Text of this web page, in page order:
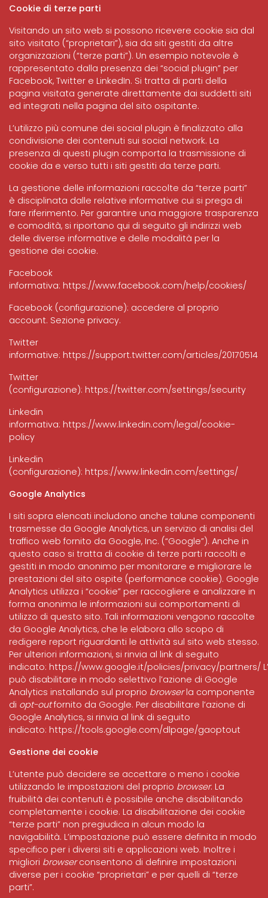
Cookie di terze parti
Visitando un sito web si possono ricevere cookie sia dal
sito visitato (“proprietari”), sia da siti gestiti da altre
organizzazioni (“terze parti”). Un esempio notevole è
rappresentato dalla presenza dei “social plugin” per
Facebook, Twitter e LinkedIn. Si tratta di parti della
pagina visitata generate direttamente dai suddetti siti
ed integrati nella pagina del sito ospitante.
L’utilizzo più comune dei social plugin è finalizzato alla
condivisione dei contenuti sui social network. La
presenza di questi plugin comporta la trasmissione di
cookie da e verso tutti i siti gestiti da terze parti.
La gestione delle informazioni raccolte da “terze parti”
è disciplinata dalle relative informative cui si prega di
fare riferimento. Per garantire una maggiore trasparenza
e comodità, si riportano qui di seguito gli indirizzi web
delle diverse informative e delle modalità per la
gestione dei cookie.
Facebook
informativa: https://www.facebook.com/help/cookies/
Facebook (configurazione): accedere al proprio
account. Sezione privacy.
Twitter
informative: https://support.twitter.com/articles/20170514
Twitter
(configurazione): https://twitter.com/settings/security
Linkedin
informativa: https://www.linkedin.com/legal/cookie-
policy
Linkedin
(configurazione): https://www.linkedin.com/settings/
Google Analytics
I siti sopra elencati includono anche talune componenti
trasmesse da Google Analytics, un servizio di analisi del
traffico web fornito da Google, Inc. (“Google”). Anche in
questo caso si tratta di cookie di terze parti raccolti e
gestiti in modo anonimo per monitorare e migliorare le
prestazioni del sito ospite (performance cookie). Google
Analytics utilizza i “cookie” per raccogliere e analizzare in
forma anonima le informazioni sui comportamenti di
utilizzo di questo sito. Tali informazioni vengono raccolte
da Google Analytics, che le elabora allo scopo di
redigere report riguardanti le attività sul sito web stesso.
Per ulteriori informazioni, si rinvia al link di seguito
indicato: https://www.google.it/policies/privacy/partners/
può disabilitare in modo selettivo l’azione di Google
Analytics installando sul proprio browserla componente
di opt-outfornito da Google. Per disabilitare l’azione di
Google Analytics, si rinvia al link di seguito
indicato: https://tools.google.com/dlpage/gaoptout
Gestione dei cookie
L’utente può decidere se accettare o meno i cookie
utilizzando le impostazioni del proprio browser. La
fruibilità dei contenuti è possibile anche disabilitando
completamente i cookie. La disabilitazione dei cookie
“terze parti” non pregiudica in alcun modo la
navigabilità. L’impostazione può essere definita in modo
specifico per i diversi siti e applicazioni web. Inoltre i
migliori browserconsentono di definire impostazioni
diverse per i cookie “proprietari” e per quelli di “terze
parti”.